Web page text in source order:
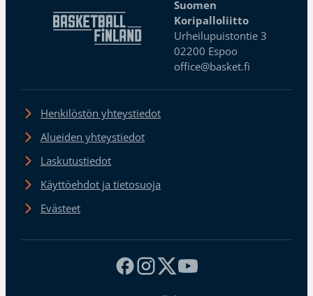
Suomen
Koripalloliitto
Urheilupuistontie 3
02200 Espoo
office@basket.fi
Henkilöstön yhteystiedot
Alueiden yhteystiedot
Laskutustiedot
Käyttöehdot ja tietosuoja
Evästeet